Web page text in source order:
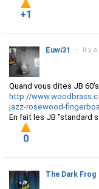
+1
Euwi31 • il y a
Quand vous dites JB
http://
jazz-rosewood-
En fait les JB "standard
0
The Dark Frog